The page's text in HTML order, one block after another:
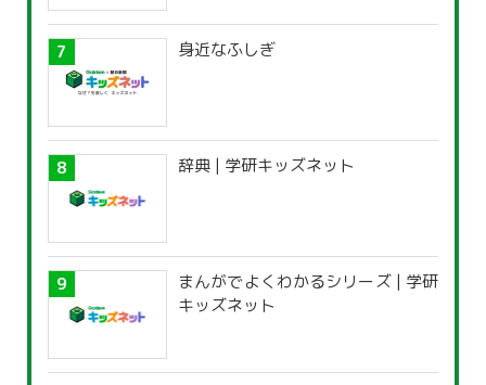
身近なふしぎ
辞典 | 学研キッズネット
まんがでよくわかるシリーズ | 学研
キッズネット